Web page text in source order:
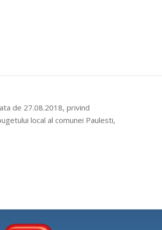
de 27.08.2018, privind
local al comunei Paulesti,